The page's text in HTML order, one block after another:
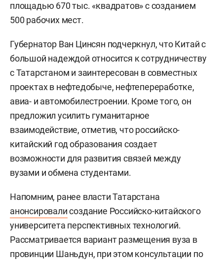
площадью 670 тыс. «квадратов» с созданием
500 рабочих мест.
Губернатор Ван Цинсян подчеркнул, что Китай с
большой надеждой относится к сотрудничеству
с Татарстаном и заинтересован в совместных
проектах в нефтедобыче, нефтепереработке,
авиа- и автомобилестроении. Кроме того, он
предложил усилить гуманитарное
взаимодействие, отметив, что российско-
китайский год образования создает
возможности для развития связей между
вузами и обмена студентами.
Напомним, ранее власти Татарстана
анонсировалисоздание Российско-китайского
университета перспективных технологий.
Рассматривается вариант размещения вуза в
провинции Шаньдун, при этом консультации по